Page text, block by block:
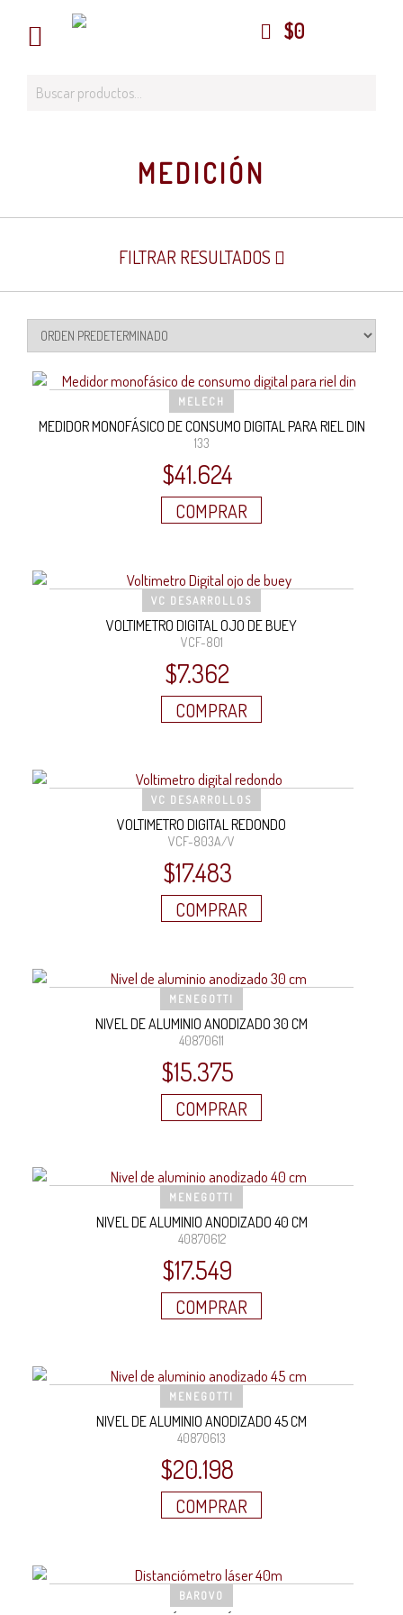
$0
MEDICIÓN
FILTRAR RESULTADOS
MELECH
MEDIDOR MONOFÁSICO DE CONSUMO DIGITAL PARA RIEL DIN
133
$41.624
COMPRAR
VC DESARROLLOS
VOLTIMETRO DIGITAL OJO DE BUEY
VCF-801
$7.362
COMPRAR
VC DESARROLLOS
VOLTIMETRO DIGITAL REDONDO
VCF-803A/V
$17.483
COMPRAR
MENEGOTTI
NIVEL DE ALUMINIO ANODIZADO 30 CM
40870611
$15.375
COMPRAR
MENEGOTTI
NIVEL DE ALUMINIO ANODIZADO 40 CM
40870612
$17.549
COMPRAR
MENEGOTTI
NIVEL DE ALUMINIO ANODIZADO 45 CM
40870613
$20.198
COMPRAR
BAROVO